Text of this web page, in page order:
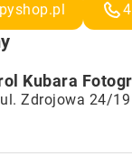
Kubara
ul. Zdrojowa 24/